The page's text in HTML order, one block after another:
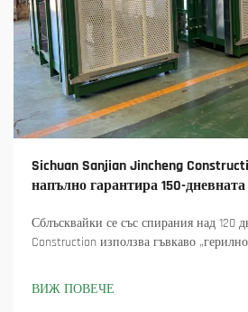
Sichuan Sanjian Jincheng
напълно гарантира 150-
Сблъсквайки се със спирания над 120
Construction използва гъвкаво
Вижте как са поддържали
ВИЖ ПОВЕЧЕ